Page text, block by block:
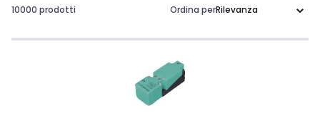
10000 prodotti Ordina per